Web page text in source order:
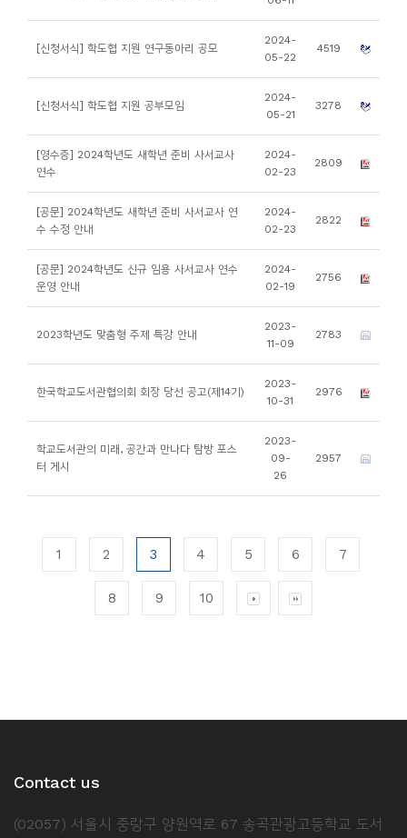
[신청서식] 학도협 지원 연구동아리 공모
2024-
05-22
4519
[신청서식] 학도협 지원 공부모임
2024-
05-21
3278
[영수증] 2024학년도 새학년 준비 사서교사
연수
2024-
02-23
2809
[공문] 2024학년도 새학년 준비 사서교사 연
수 수정 안내
2024-
02-23
2822
[공문] 2024학년도 신규 임용 사서교사 연수
운영 안내
2024-
02-19
2756
2023학년도 맞춤형 주제 특강 안내
2023-
11-09
2783
한국학교도서관협의회 회장 당선 공고(제14기)
2023-
10-31
2976
학교도서관의 미래, 공간과 만나다 탐방 포스
터 게시
2023-
09-
26
2957
1 2 3 4 5 6 7
8 9 10
Contact us
(02057) 서울시 중랑구 양원역로 67 송곡관광고등학교 도서
및
평